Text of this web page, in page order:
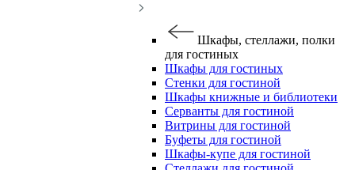
Шкафы, стеллажи, полки
для гостиных
Шкафы для гостиных
Стенки для гостиной
Шкафы книжные и библиотеки
Серванты для гостиной
Витрины для гостиной
Буфеты для гостиной
Шкафы-купе для гостиной